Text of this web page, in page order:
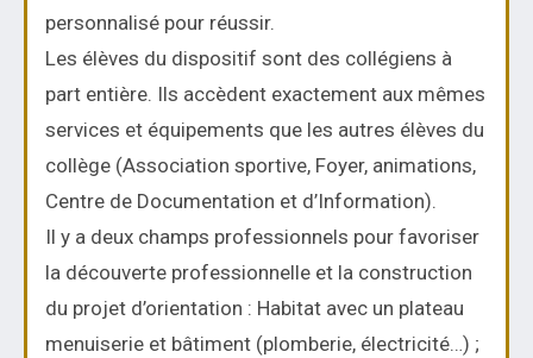
personnalisé pour réussir.
Les élèves du dispositif sont des collégiens à
part entière. Ils accèdent exactement aux mêmes
services et équipements que les autres élèves du
collège (Association sportive, Foyer, animations,
Centre de Documentation et d’Information).
Il y a deux champs professionnels pour favoriser
la découverte professionnelle et la construction
du projet d’orientation : Habitat avec un plateau
menuiserie et bâtiment (plomberie, électricité…) ;